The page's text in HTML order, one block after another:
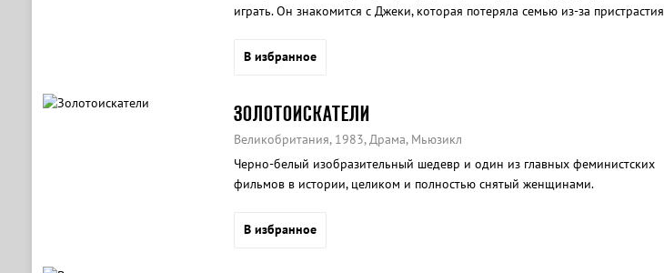
играть. Он знакомится с Джеки, которая потеряла семью из-за пристрастия
В избранное
ЗОЛОТОИСКАТЕЛИ
Великобритания, 1983, Драма, Мьюзикл
Черно-белый изобразительный шедевр и один из главных феминистских
фильмов в истории, целиком и полностью снятый женщинами.
В избранное